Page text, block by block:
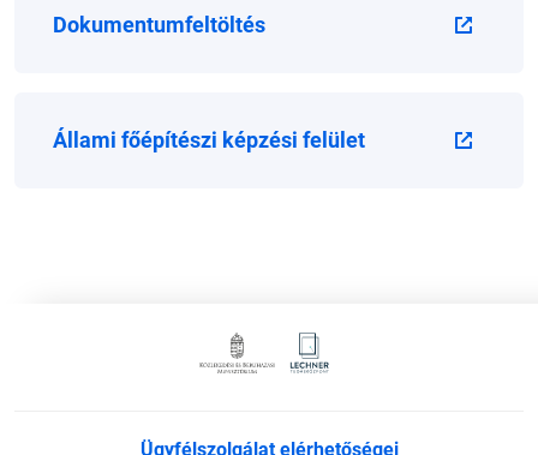
Dokumentumfeltöltés
Állami főépítészi képzési felület
Ügyfélszolgálat elérhetőségei